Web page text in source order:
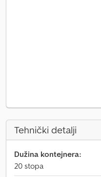
Tehnički detalji
Dužina kontejnera:
20 stopa